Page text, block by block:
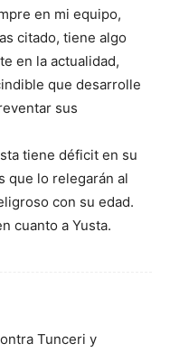
en mi equipo,
citado, tiene algo
en la actualidad,
que desarrolle
sus
tiene déficit en su
que lo relegarán al
con su edad.
cuanto a Yusta.
Tunceri y